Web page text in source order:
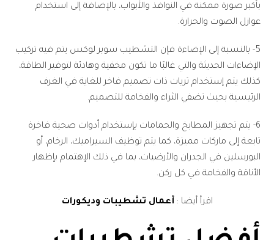
بأكبر صورة ممكنة في النوافذ والأبواب، بالإضافة إلى استخدام
عوازل الصوت والحرارة.
5- بالنسبة إلى الإضاءة فإن التشطيب سوبر لوكس يتم فيه تركيب
الإضاءات الحديثة والتي غالبًا ما تكون مخفية وهادئة لتوفير الطاقة،
كذلك يتم إستخدام ثريات ذات تصميم فاخر للغاية في الغرف
الرئيسية بحيث تضفي الثراء والفخامة للتصميم.
6- يتم تجهيز المطابخ والحمامات بإستخدام أدوات صحية فاخرة
تابعة إلى ماركات مميزة، كما يتم توظيف السيراميك، الرخام، أو
البورسلين في الجدران والأرضيات، بما في ذلك الإهتمام بإظهار
الأناقة والفخامة في كل ركن.
اقرأ أيضا : أعمال تشطيبات وديكورات